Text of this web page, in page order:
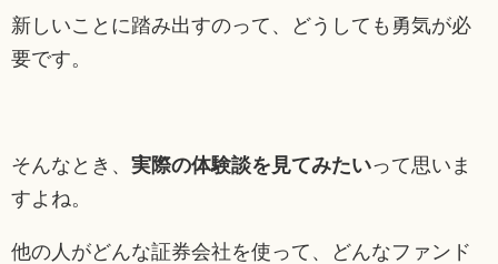
新しいことに踏み出すのって、どうしても勇気が必
要です。
そんなとき、 実際の体験談を見てみたいって思いま
すよね。
他の人がどんな証券会社を使って、どんなファンド